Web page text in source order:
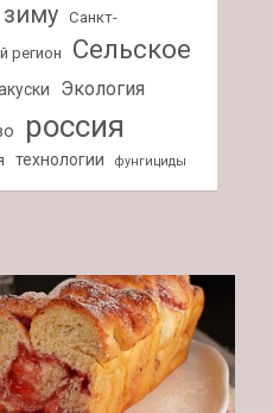
Санкт-
регион
Сельское
Экология
россия
технологии фунгициды